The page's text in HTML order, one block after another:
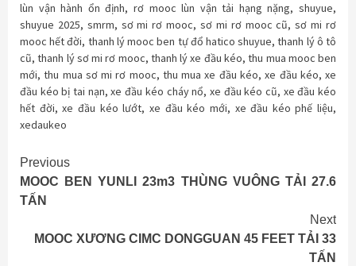
lùn vận hành ổn định, rơ mooc lùn vận tải hạng nặng,shuyue,
shuyue 2025, smrm, sơ mi rơ mooc,sơ mi rơ mooc cũ,sơ mi rơ
mooc hết đời, thanh lý mooc ben tự đổ hatico shuyue,thanh lý ô tô
cũ,thanh lý sơ mi rơ mooc, thanh lý xe đầu kéo,thu mua mooc ben
mới,thu mua sơ mi rơ mooc, thu mua xe đầu kéo,xe đầu kéo,xe
đầu kéo bị tai nạn,xe đầu kéo cháy nổ, xe đầu kéo cũ, xe đầu kéo
hết đời,xe đầu kéo lướt, xe đầu kéo mới, xe đầu kéo phế liệu,
xedaukeo
Continue
Reading
Previous
MOOC BEN YUNLI 23m3 THÙNG VUÔNG TẢI 27.6
TẤN
Next
MOOC XƯƠNG CIMC DONGGUAN 45 FEET TẢI 33
TẤN